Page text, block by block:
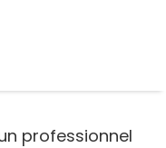
professionnel